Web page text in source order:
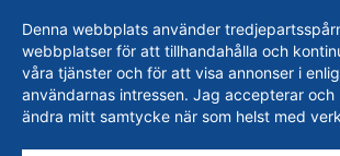
Denna webbplats använder
webbplatser för att tillhandahålla och
våra tjänster och för att visa annonser i
användarnas intressen. Jag accepterar och
ändra mitt samtycke när som helst med